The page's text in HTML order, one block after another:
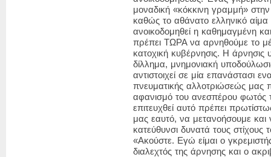
μοναδική «κόκκινη γραμμή»
καθώς το αθάνατο ελληνικό αίμα
ανοικοδομηθεί η καθημαγμένη
πρέπει ΤΩΡΑ να αρνηθούμε το
κατοχική κυβέρνησις. Η άρνησις
δίλλημα, μνημονιακή
αντιστοιχεί σε μία επανάστασι
πνευματικής αλλοτριώσεώς μας
αφανισμό του ανεσπέρου φωτός
επιτευχθεί αυτό πρέπει
μας εαυτό, να μετανοήσουμε
κατεύθυνσι δυνατά τους
«Ακούστε. Εγώ είμαι ο
διαλεχτός της άρνησης και ο